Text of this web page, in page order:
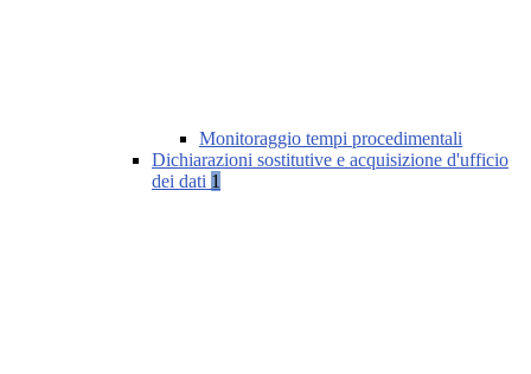
Monitoraggio tempi procedimentali
Dichiarazioni sostitutive e acquisizione d'ufficio
dei dati 1